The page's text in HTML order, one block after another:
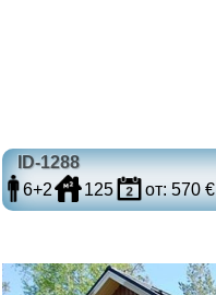
ID-1288
6+2
125 от: 570 €